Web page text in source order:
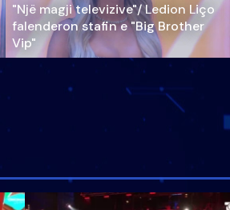
"Një magji televizive"/ Ledion Liço
falenderon stafin e "Big Brother
Vip"